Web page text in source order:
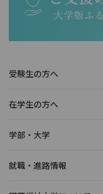
受験生の方へ
在学生の方へ
学部・大学
就職・進路情報